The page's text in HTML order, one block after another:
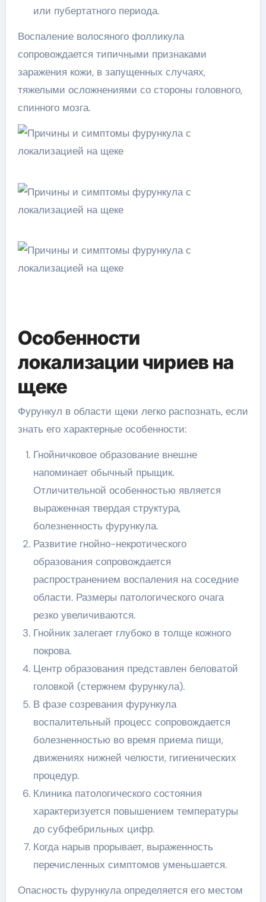
или пубертатного периода.
Воспаление волосяного фолликула
сопровождается типичными признаками
заражения кожи, в запущенных случаях,
тяжелыми осложнениями со стороны головного,
спинного мозга.
Особенности
локализации чириев на
щеке
Фурункул в области щеки легко распознать, если
знать его характерные особенности:
Гнойничковое образование внешне
напоминает обычный прыщик.
Отличительной особенностью является
выраженная твердая структура,
болезненность фурункула.
Развитие гнойно-некротического
образования сопровождается
распространением воспаления на соседние
области. Размеры патологического очага
резко увеличиваются.
Гнойник залегает глубоко в толще кожного
покрова.
Центр образования представлен беловатой
головкой (стержнем фурункула).
В фазе созревания фурункула
воспалительный процесс сопровождается
болезненностью во время приема пищи,
движениях нижней челюсти, гигиенических
процедур.
Клиника патологического состояния
характеризуется повышением температуры
до субфебрильных цифр.
Когда нарыв прорывает, выраженность
перечисленных симптомов уменьшается.
Опасность фурункула определяется его местом